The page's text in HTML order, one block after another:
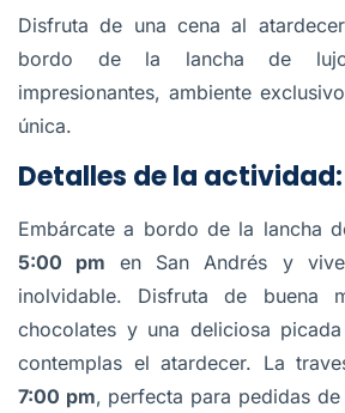
Disfruta de una cena al
bordo de la lancha de lujo
impresionantes, ambiente
única.
Detalles de la actividad:
Embárcate a bordo de la lancha
5:00 pm en San Andrés y
inolvidable. Disfruta de buena
chocolates y una deliciosa
contemplas el atardecer. La
7:00 pm, perfecta para pedidas